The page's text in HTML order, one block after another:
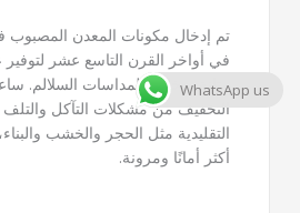
تم إدخال مكونات المعدن المصبوب
في أواخر القرن التاسع عشر لتوفير
متانة، وخاصة لمداسات السلالم.
التخفيف من مشكلات التآكل والتلف
التقليدية مثل الحجر والخشب
أكثر أمانًا ومرونة.
WhatsApp us